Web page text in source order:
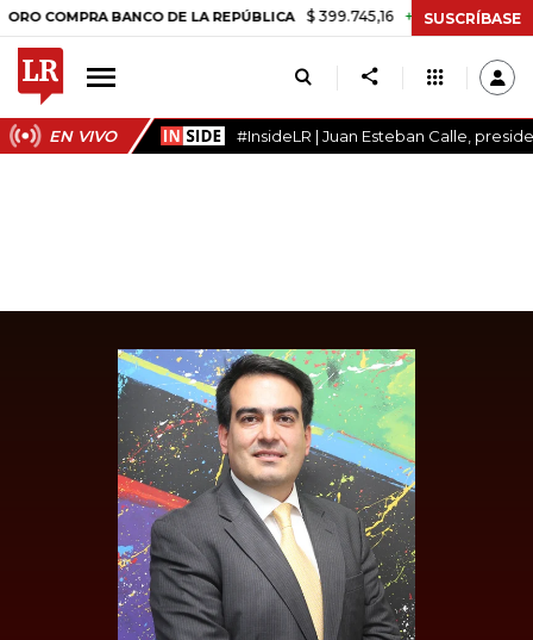
BANCO DE LA REPÚBLICA $ 399.745,16 +$ 2.295,71 +0,58%
SUSCRÍBASE
EN VIVO #InsideLR | Juan Esteban Calle,